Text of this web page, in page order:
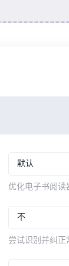
默认
优化电子书阅读
不
尝试识别并纠正